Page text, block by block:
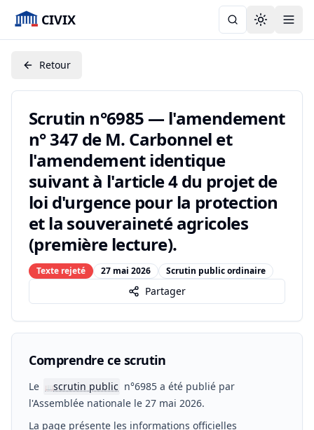
CIVIX Toggle
Retour
Scrutin n°6985 — l'amendement
n° 347 de M. Carbonnel et
l'amendement identique
suivant à l'article 4 du projet de
loi d'urgence pour la protection
et la souveraineté agricoles
(première lecture).
Texte rejeté 27 mai 2026 Scrutin public ordinaire
Partager
Comprendre ce scrutin
Le 📖scrutin public n°6985 a été publié par
l'Assemblée nationale le 27 mai 2026.
La page présente les informations officielles